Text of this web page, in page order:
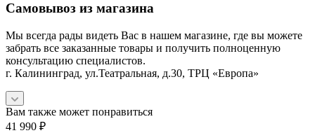
Самовывоз из магазина
Мы всегда рады видеть Вас в нашем магазине, где вы можете
забрать все заказанные товары и получить полноценную
консультацию специалистов.
г. Калининград, ул.Театральная, д.30, ТРЦ «Европа»
Вам также может понравиться
41 990 ₽